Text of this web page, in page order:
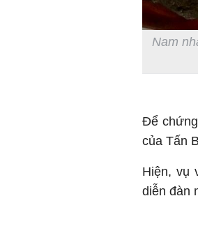
Nam
Để
của Tấn
Hiện, vụ
diễn đàn